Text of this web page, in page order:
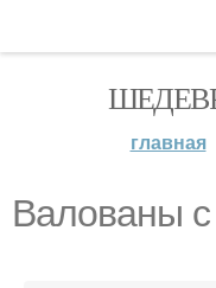
главная
Валованы с